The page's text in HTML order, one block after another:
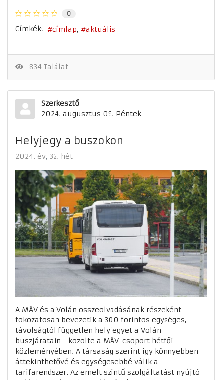
0
Címkék: címlap aktuális
834 Találat
Szerkesztő
2024. augusztus 09. Péntek
Helyjegy a buszokon
2024. év 32. hét
A MÁV és a Volán összeolvadásának részeként
fokozatosan bevezetik a 300 forintos egységes,
távolságtól független helyjegyet a Volán
buszjáratain - közölte a MÁV-csoport hétfői
közleményében. A társaság szerint így könnyebben
áttekinthetővé és egységesebbé válik a
tarifarendszer. Az emelt szintű szolgáltatást nyújtó